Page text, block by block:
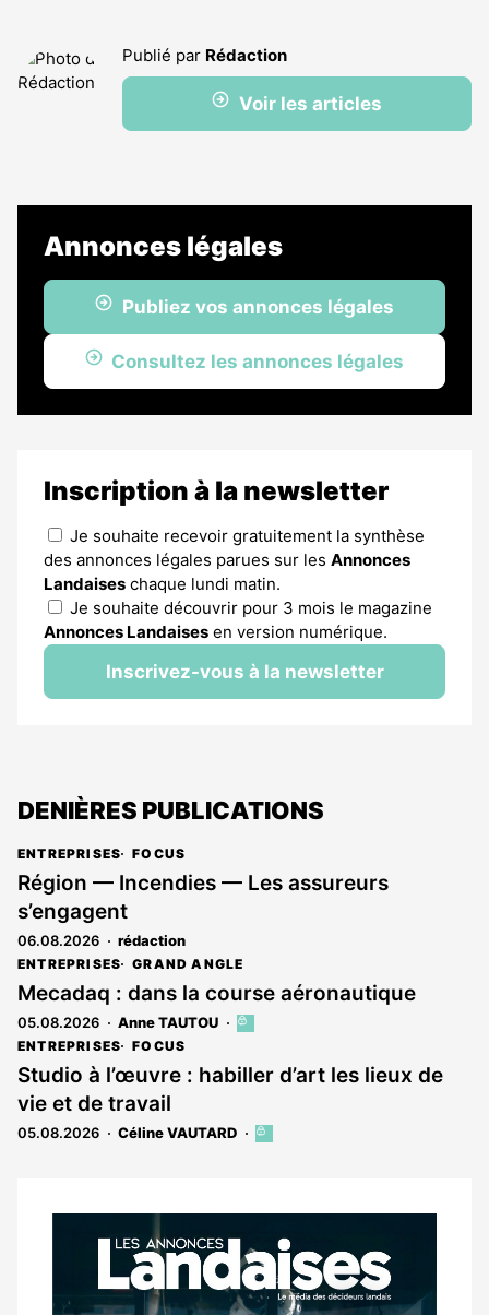
Publié par Rédaction
Voir les articles
Annonces légales
Publiez vos annonces légales
Consultez les annonces légales
Inscription à la newsletter
Je souhaite recevoir gratuitement la synthèse
des annonces légales parues sur les Annonces
Landaises chaque lundi matin.
Je souhaite découvrir pour 3 mois le magazine
Annonces Landaises en version numérique.
Inscrivez-vous à la newsletter
DENIÈRES PUBLICATIONS
ENTREPRISES FOCUS
Région — Incendies — Les assureurs
s’engagent
06.08.2026 rédaction
ENTREPRISES GRAND ANGLE
Mecadaq : dans la course aéronautique
05.08.2026 Anne TAUTOU
Cet
est
réservé
abonnés
ENTREPRISES FOCUS
Studio à l’œuvre : habiller d’art les lieux de
vie et de travail
05.08.2026 Céline VAUTARD
Cet
aux
abonnés
Notre
dernier
magazine